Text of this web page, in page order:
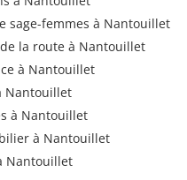
sage-femmes à Nantouillet
la route à Nantouillet
à Nantouillet
Nantouillet
à Nantouillet
à Nantouillet
Nantouillet